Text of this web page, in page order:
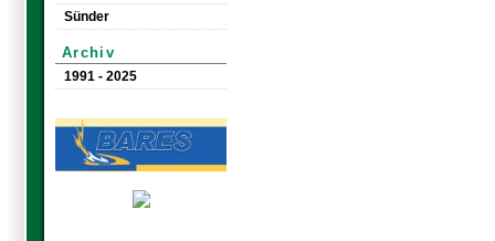
Sünder
Archiv
1991 - 2025